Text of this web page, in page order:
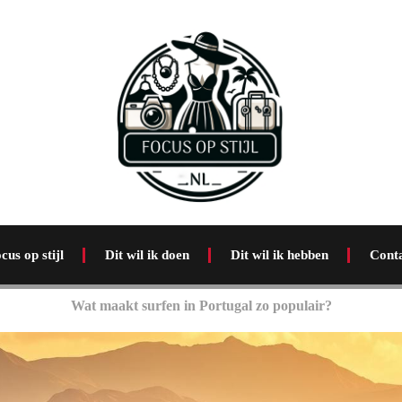
op stijl Dit wil ik doen Dit wil ik hebben
Wat maakt surfen in Portugal zo populair?